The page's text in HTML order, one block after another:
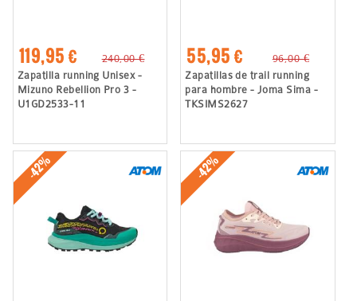
119,95 €
240,00 €
Zapatilla running Unisex -
Mizuno Rebellion Pro 3 -
U1GD2533-11
55,95 €
96,00 €
Zapatillas de trail running
para hombre - Joma Sima -
TKSIMS2627
-42% -42%